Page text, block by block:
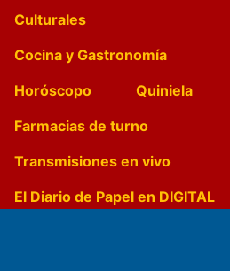
Culturales
Cocina y Gastronomía
Horóscopo
Quiniela
Farmacias de turno
Transmisiones en vivo
El Diario de Papel en DIGITAL